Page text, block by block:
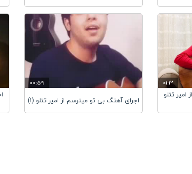
01:12
تتلو
00:59
اجرای آهنگ بی تو میترسم از امیر تتلو (1)